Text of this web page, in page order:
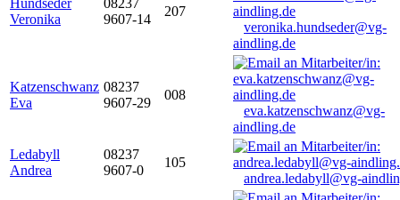
Hundseder
Veronika
08237
9607-14
207
veronika.hundseder@vg-
aindling.de
Katzenschwanz
Eva
08237
9607-29
008
eva.katzenschwanz@vg-
aindling.de
Ledabyll
Andrea
08237
9607-0
105
andrea.ledabyll@vg-